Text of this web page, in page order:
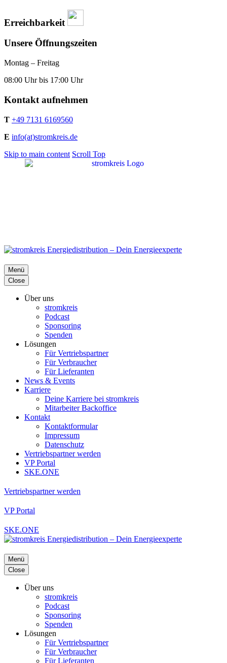
Erreichbarkeit
Unsere Öffnungszeiten
Montag – Freitag
08:00 Uhr bis 17:00 Uhr
Kontakt aufnehmen
T +49 7131 6169560
E info(at)stromkreis.de
Skip to main content Scroll Top
Menü
Close
Über uns
stromkreis
Podcast
Sponsoring
Spenden
Lösungen
Für Vertriebspartner
Für Verbraucher
Für Lieferanten
News & Events
Karriere
Deine Karriere bei stromkreis
Mitarbeiter Backoffice
Kontakt
Kontaktformular
Impressum
Datenschutz
Vertriebspartner werden
VP Portal
SKE.ONE
Vertriebspartner werden
VP Portal
SKE.ONE
Menü
Close
Über uns
stromkreis
Podcast
Sponsoring
Spenden
Lösungen
Für Vertriebspartner
Für Verbraucher
Für Lieferanten